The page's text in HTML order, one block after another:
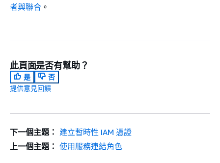
者與聯合 。
此頁面是否有幫助？
是
否
提供意見回饋
下一個主題： 建立暫時性 IAM 憑證
上一個主題： 使用服務連結角色